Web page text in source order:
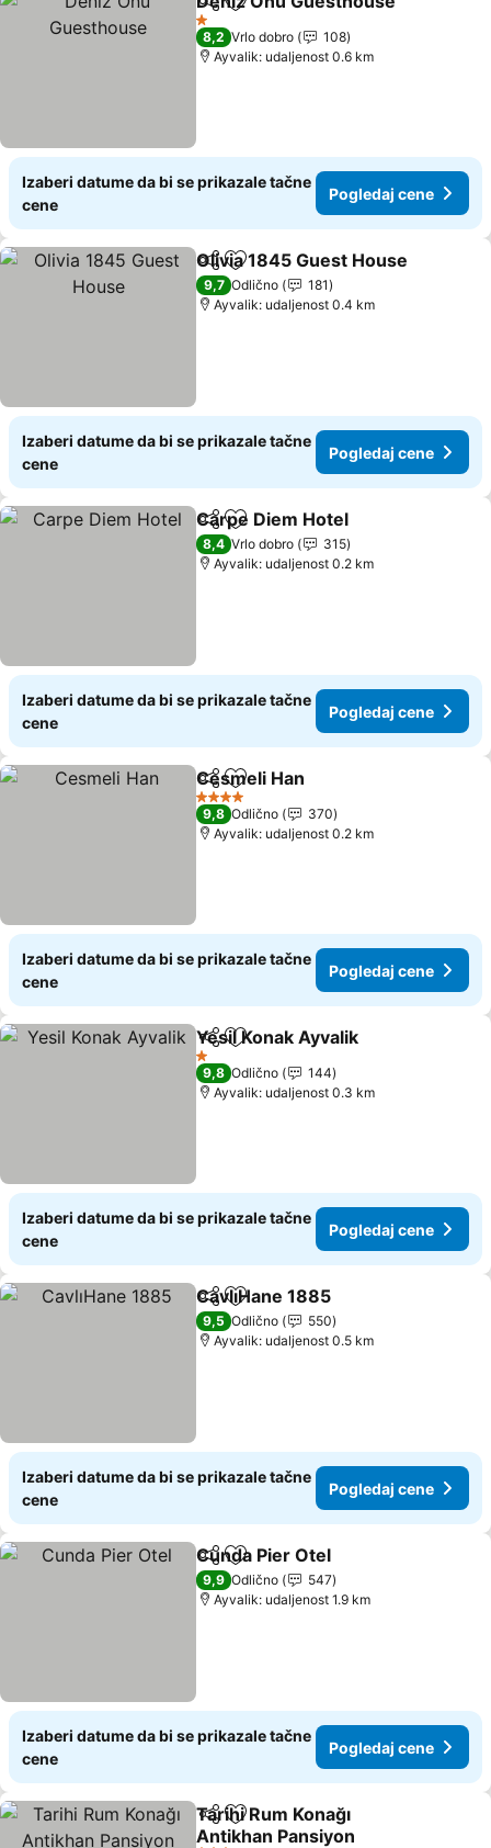
Deli Dodati u favorite
1 Zvezdice
8,2 Vrlo dobro
108
Ayvalik: udaljenost 0.6 km
Izaberi datume da bi se prikazale tačne
cene
Pogledaj cene
Deli Dodati u favorite
Olivia 1845 Guest House
9,7 Odlično
181
Ayvalik: udaljenost 0.4 km
Izaberi datume da bi se prikazale tačne
cene
Pogledaj cene
Deli Dodati u favorite
Carpe Diem Hotel
8,4 Vrlo dobro
315
Ayvalik: udaljenost 0.2 km
Izaberi datume da bi se prikazale tačne
cene
Pogledaj cene
Deli Dodati u favorite
Cesmeli Han
4 Zvezdice
9,8 Odlično
370
Ayvalik: udaljenost 0.2 km
Izaberi datume da bi se prikazale tačne
cene
Pogledaj cene
Deli Dodati u favorite
Yesil Konak Ayvalik
1 Zvezdice
9,8 Odlično
144
Ayvalik: udaljenost 0.3 km
Izaberi datume da bi se prikazale tačne
cene
Pogledaj cene
Deli Dodati u favorite
CavlıHane 1885
9,5 Odlično
550
Ayvalik: udaljenost 0.5 km
Izaberi datume da bi se prikazale tačne
cene
Pogledaj cene
Deli Dodati u favorite
Cunda Pier Otel
9,9 Odlično
547
Ayvalik: udaljenost 1.9 km
Izaberi datume da bi se prikazale tačne
cene
Pogledaj cene
Deli Dodati u favorite
Tarihi Rum Konağı
Antikhan Pansiyon